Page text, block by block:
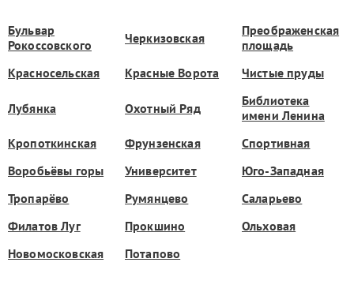
Бульвар
Рокоссовского
Черкизовская
Преображенская
площадь
Красносельская
Красные Ворота Чистые пруды
Лубянка Охотный Ряд
Библиотека
имени Ленина
Кропоткинская
Фрунзенская
Спортивная
Воробьёвы горы
Университет
Юго-Западная
Тропарёво
Румянцево
Саларьево
Филатов Луг
Прокшино
Ольховая
Новомосковская
Потапово